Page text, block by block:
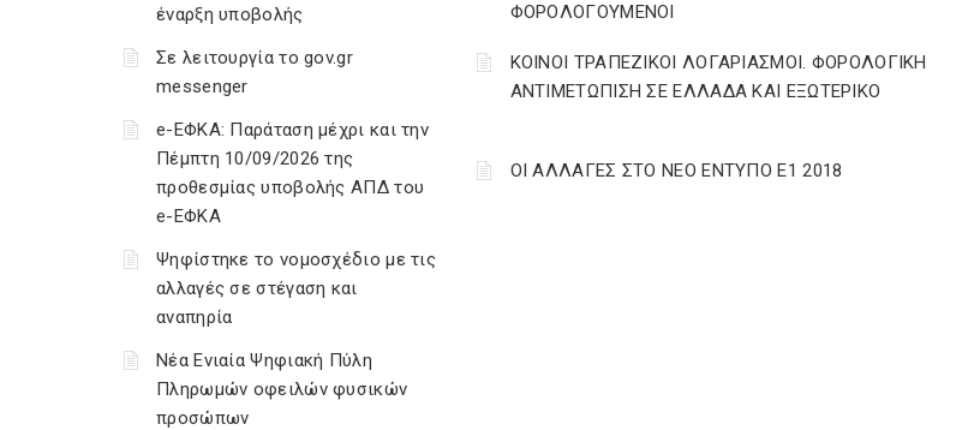
έναρξη υποβολής
Σε λειτουργία το gov.gr
messenger
e-ΕΦΚΑ: Παράταση μέχρι και την
Πέμπτη 10/09/2026 της
προθεσμίας υποβολής ΑΠΔ του
e-ΕΦΚΑ
Ψηφίστηκε το νομοσχέδιο με τις
αλλαγές σε στέγαση και
αναπηρία
Νέα Ενιαία Ψηφιακή Πύλη
Πληρωμών οφειλών φυσικών
προσώπων
ΦΟΡΟΛΟΓΟΥΜΕΝΟΙ
ΚΟΙΝΟΙ ΤΡΑΠΕΖΙΚΟΙ ΛΟΓΑΡΙΑΣΜΟΙ. ΦΟΡΟΛΟΓΙΚΗ
ΑΝΤΙΜΕΤΩΠΙΣΗ ΣΕ ΕΛΛΑΔΑ ΚΑΙ ΕΞΩΤΕΡΙΚΟ
ΟΙ ΑΛΛΑΓΕΣ ΣΤΟ ΝΕΟ ΕΝΤΥΠΟ Ε1 2018